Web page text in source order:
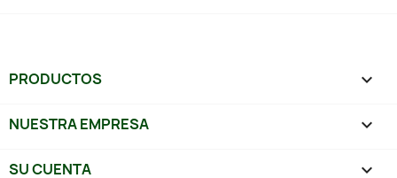
PRODUCTOS 
NUESTRA EMPRESA 
SU CUENTA 